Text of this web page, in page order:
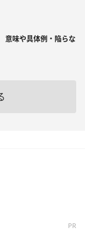
味や具体例・陥らな
PR